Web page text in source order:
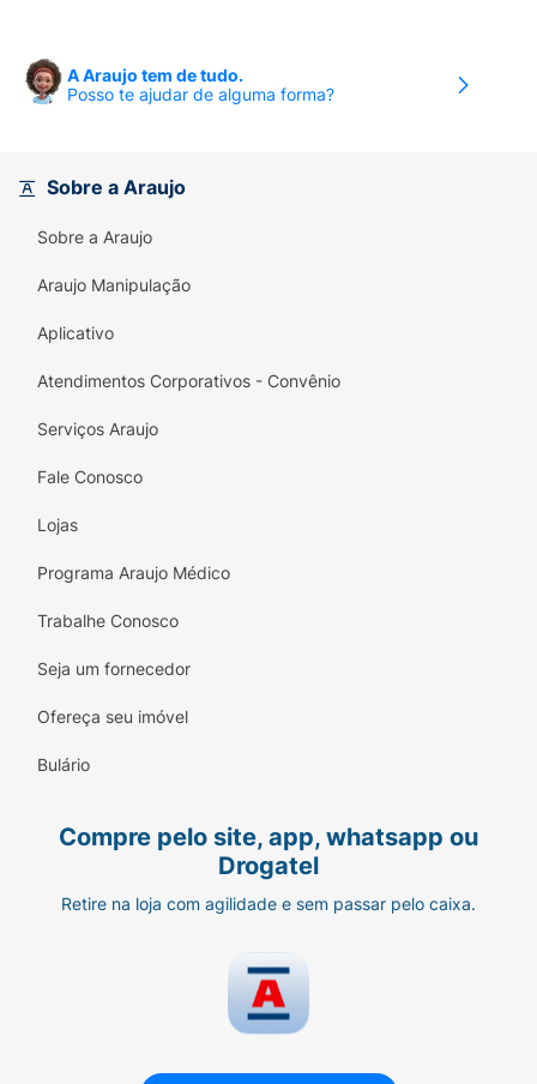
A Araujo tem de tudo.
Posso te ajudar de alguma forma?
Sobre a Araujo
Sobre a Araujo
Araujo Manipulação
Aplicativo
Atendimentos Corporativos - Convênio
Serviços Araujo
Fale Conosco
Lojas
Programa Araujo Médico
Trabalhe Conosco
Seja um fornecedor
Ofereça seu imóvel
Bulário
Compre pelo site, app, whatsapp ou
Drogatel
Retire na loja com agilidade e sem passar pelo caixa.